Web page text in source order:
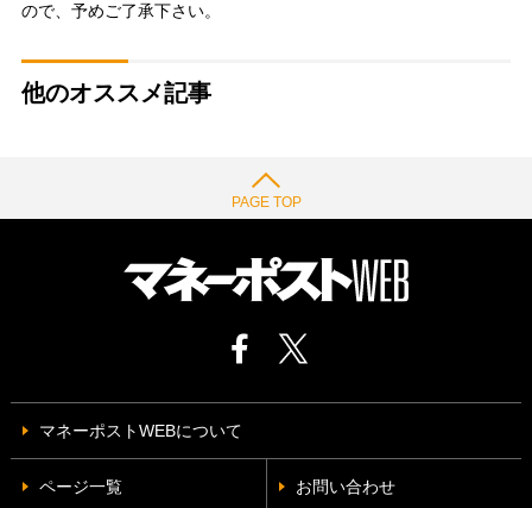
ので、予めご了承下さい。
他のオススメ記事
PAGE TOP
マネーポストWEBについて
ページ一覧 お問い合わせ